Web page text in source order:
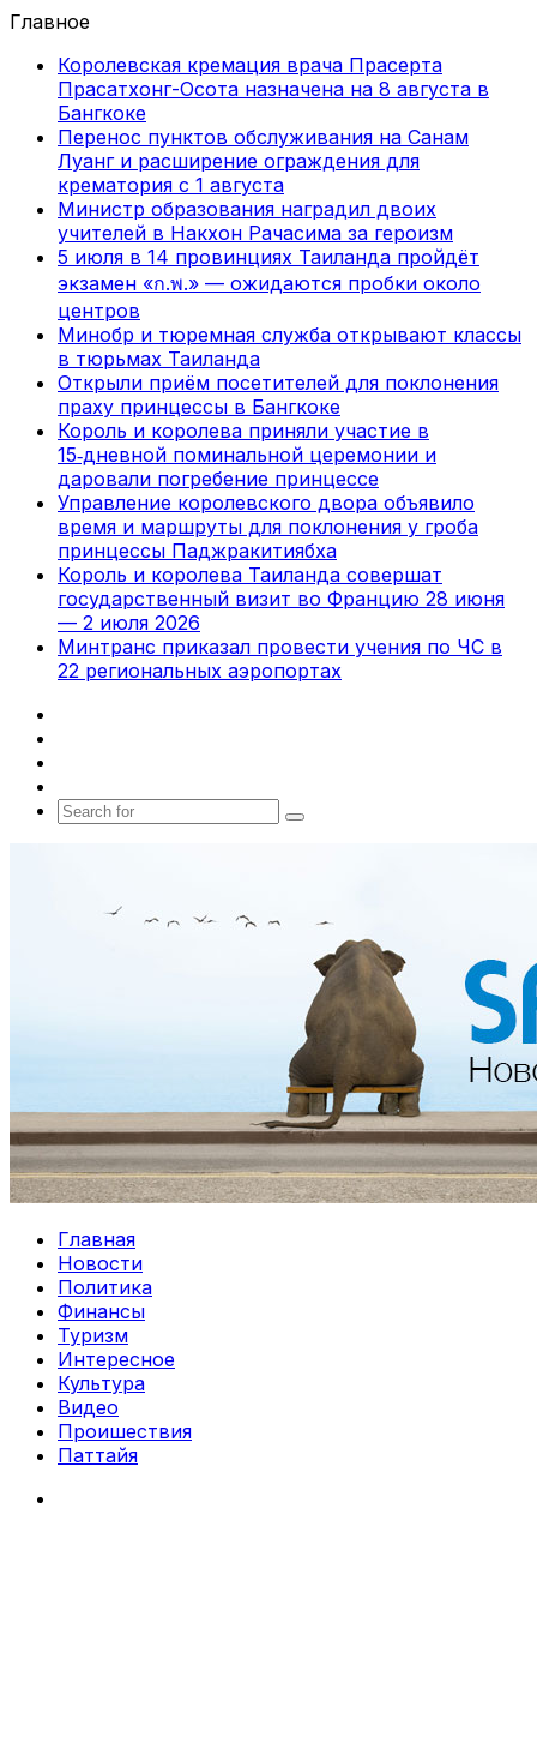
Главное
Королевская кремация врача Прасерта
Прасатхонг-Осота назначена на 8 августа в
Бангкоке
Перенос пунктов обслуживания на Санам
Луанг и расширение ограждения для
крематория с 1 августа
Министр образования наградил двоих
учителей в Накхон Рачасима за героизм
5 июля в 14 провинциях Таиланда пройдёт
экзамен «ก.พ.» — ожидаются пробки около
центров
Минобр и тюремная служба открывают классы
в тюрьмах Таиланда
Открыли приём посетителей для поклонения
праху принцессы в Бангкоке
Король и королева приняли участие в
15‑дневной поминальной церемонии и
даровали погребение принцессе
Управление королевского двора объявило
время и маршруты для поклонения у гроба
принцессы Паджракитиябха
Король и королева Таиланда совершат
государственный визит во Францию 28 июня
— 2 июля 2026
Минтранс приказал провести учения по ЧС в
22 региональных аэропортах
Search
Главная
Новости
Политика
Финансы
Туризм
Интересное
Культура
Видео
Проишествия
Паттайя